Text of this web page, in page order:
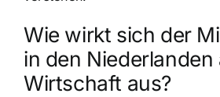
Wie wirkt sich der
in den Niederlanden
Wirtschaft aus?